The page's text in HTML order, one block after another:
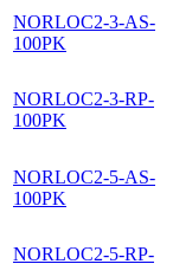
SAMPLEVAULT-
3-96PK
SAMPLEVAULT-
5-96PK